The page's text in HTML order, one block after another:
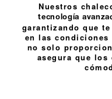
Nuestros
tecnología
garantizando que
en las
no solo
asegura que